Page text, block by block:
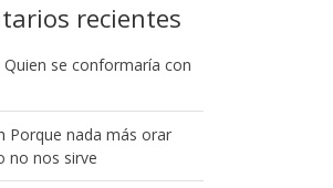
recientes
Quien se conformaría con
Porque nada más orar
no nos sirve